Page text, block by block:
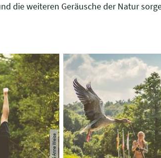
die weiteren Geräusche der Natur